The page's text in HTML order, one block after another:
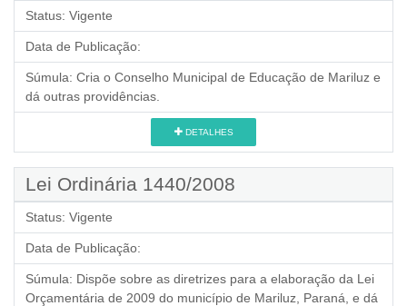
Status: Vigente
Data de Publicação:
Súmula: Cria o Conselho Municipal de Educação de Mariluz e
dá outras providências.
DETALHES
Lei Ordinária 1440/2008
Status: Vigente
Data de Publicação:
Súmula: Dispõe sobre as diretrizes para a elaboração da Lei
Orçamentária de 2009 do município de Mariluz, Paraná, e dá